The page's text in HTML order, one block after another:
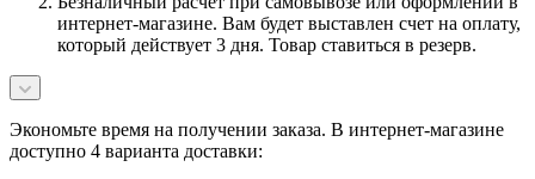
интернет-магазине. Вам будет выставлен счет на оплату,
который действует 3 дня. Товар ставиться в резерв.
Экономьте время на получении заказа. В интернет-магазине
доступно 4 варианта доставки: